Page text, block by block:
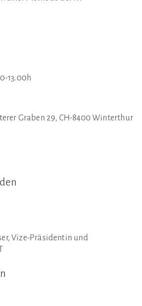
13.00h
Graben 29, CH-8400 Winterthur
Vize-Präsidentin und